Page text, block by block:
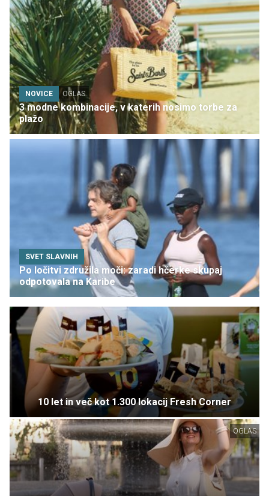
NOVICE OGLAS
3 modne kombinacije, v katerih nosimo torbe za
plažo
SVET SLAVNIH
Po ločitvi združila moči: zaradi hčerke skupaj
odpotovala na Karibe
10 let in več kot 1.300 lokacij Fresh Corner
OGLAS